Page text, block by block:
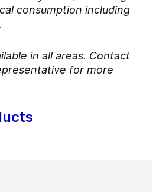
consumption including
in all areas. Contact
for more